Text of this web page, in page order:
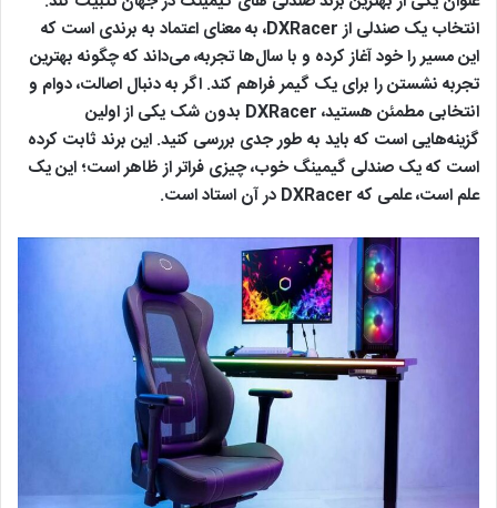
انتخاب یک صندلی از DXRacer، به معنای اعتماد به برندی است که
این مسیر را خود آغاز کرده و با سال‌ها تجربه، می‌داند که چگونه بهترین
تجربه نشستن را برای یک گیمر فراهم کند. اگر به دنبال اصالت، دوام و
انتخابی مطمئن هستید، DXRacer بدون شک یکی از اولین
گزینه‌هایی است که باید به طور جدی بررسی کنید. این برند ثابت کرده
است که یک صندلی گیمینگ خوب، چیزی فراتر از ظاهر است؛ این یک
علم است، علمی که DXRacer در آن استاد است.